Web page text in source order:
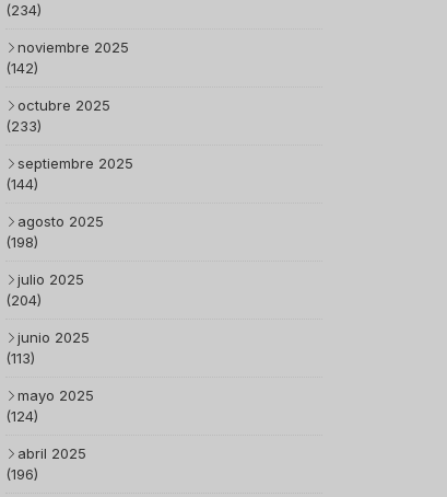
(234)
noviembre 2025
(142)
octubre 2025
(233)
septiembre 2025
(144)
agosto 2025
(198)
julio 2025
(204)
junio 2025
(113)
mayo 2025
(124)
abril 2025
(196)